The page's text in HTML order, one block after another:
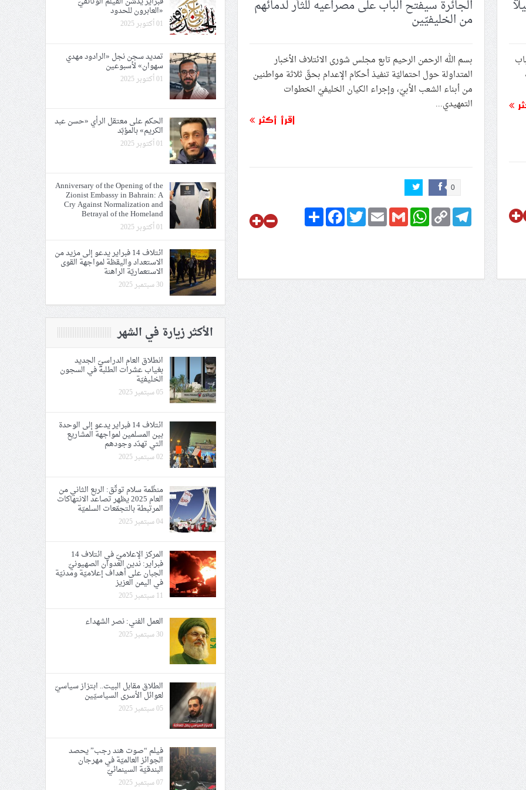
الصحافة في البحرين دورها كوسيط بين الدولة والمجتمع؟
التطبيع»
رحيل تخطّى السنوات
الأولى لشهادة السيّدين نصر الله والصفيّ الدين
البحرين: صرخة ضدّ التطبيع وخيانة الوطن
الجائرة سيفتح الباب على مصراعيه للثأر لدمائهم
من الخليفيّين
بسم الله الرحمن الرحيم تابع مجلس شورى الائتلاف الأخبار
المتداولة حول احتماليّة تنفيذ أحكام الإعدام بحقّ ثلاثة مواطنين
من أبناء الشعب الأبيّ، وإجراء الكيان الخليفيّ الخطوات
التمهيدي...
اقرأ أكثر
0
Share
FacebookTwitterEmailGmail
WhatsApp Copy
Link
Telegram
«العابرون للحدود
01 أكتوبر 2025
تمديد سجن نجل «الرادود مهدي
سهوان» لأسبوعين
01 أكتوبر 2025
الحكم على معتقل الرأي «حسن عبد
الكريم» بالمؤبّد
01 أكتوبر 2025
Anniversary of the Opening of the
Zionist Embassy in Bahrain: A
Cry Against Normalization and
Betrayal of the Homeland
01 أكتوبر 2025
ائتلاف 14 فبراير يدعو إلى مزيد من
الاستعداد واليقظة لمواجهة القوى
الاستعماريّة الراهنة
30 سبتمبر 2025
الأكثر زيارة في الشهر
انطلاق العام الدراسيّ الجديد
بغياب عشرات الطلبة في السجون
الخليفيّة
05 سبتمبر 2025
ائتلاف 14 فبراير يدعو إلى الوحدة
بين المسلمين لمواجهة المشاريع
التي تهدّد وجودهم
02 سبتمبر 2025
منظّمة سلام توثّق: اﻟﺮﺑﻊ اﻟﺜﺎﻧﻲ ﻣﻦ
العام 2025 يظهر تصاعد الانتهاكات
المرتبطة بالتجمّعات السلميّة
04 سبتمبر 2025
المركز الإعلاميّ في ائتلاف 14
فبراير: ندين العدوان الصهيونيّ
الجبان على أهداف إعلاميّة ومدنيّة
في اليمن العزيز
11 سبتمبر 2025
العمل الفني: نصر الشهداء
30 سبتمبر 2025
الطلاق مقابل البيت.. ابتزاز سياسيّ
لعوائل الأسرى السياسيّين
05 سبتمبر 2025
فيلم “صوت هند رجب” يحصد
الجوائز العالميّة في مهرجان
البندقيّة السينمائيّ
07 سبتمبر 2025